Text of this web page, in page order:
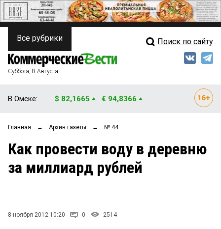
ПОЛИТИКА
ФИНАНСЫ
ОБЩЕСТВО
ЗАКОН
НОВОСТИ КОМПАНИЙ
СТИЛЬ ЖИЗНИ
Свежий выпуск
Рейтинги
Блоги
Все рубрики Поиск по сайту
Суббота, 8 Августа
В Омске: $ 82,1665 € 94,8366
Главная → Архив газеты → № 44
Как провести воду в деревню
за миллиард рублей
8 ноября 2012 10:20 0 2514